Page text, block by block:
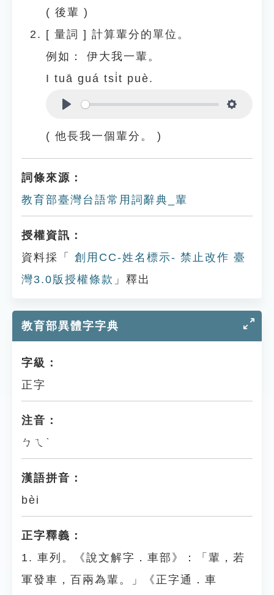
( 後輩 )
[ 量詞 ] 計算輩分的單位。
例如：
伊大我一輩。
I tuā guá tsi̍t puè.
( 他長我一個輩分。 )
詞條來源：
教育部臺灣台語常用詞辭典_輩
授權資訊：
資料採「
創用CC-姓名標示- 禁止改作 臺
灣3.0版授權條款 」釋出
教育部異體字字典
字級：
正字
注音：
ㄅㄟˋ
漢語拼音：
bèi
正字釋義：
1. 車列。《說文解字．車部》：「輩，若
軍發車，百兩為輩。」《正字通．車